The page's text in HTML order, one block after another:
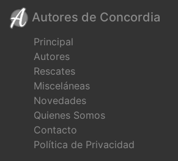
Autores de Concordia
Principal
Autores
Rescates
Misceláneas
Novedades
Quienes Somos
Contacto
Política de Privacidad